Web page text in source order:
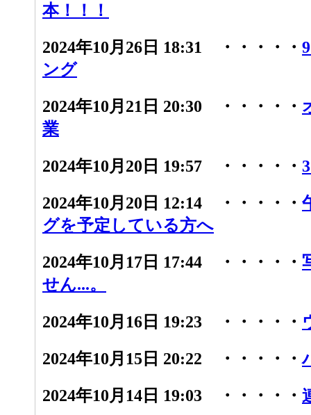
本！！！
2024年10月26日 18:31 ・・・・・
ング
2024年10月21日 20:30 ・・・・・
業
2024年10月20日 19:57 ・・・・・
2024年10月20日 12:14 ・・・・・
グを予定している方へ
2024年10月17日 17:44 ・・・・・
せん...。
2024年10月16日 19:23 ・・・・・
2024年10月15日 20:22 ・・・・・
2024年10月14日 19:03 ・・・・・